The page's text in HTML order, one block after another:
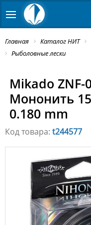
Главная Каталог НИТ
Рыболовные лески
Mikado
Мононить
0.180 mm
Код товара: t244577